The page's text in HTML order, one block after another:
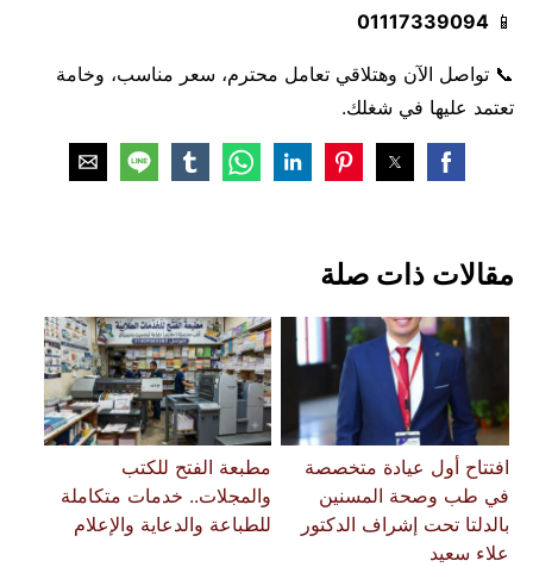
📱
01117339094
📞 تواصل الآن وهتلاقي تعامل محترم، سعر مناسب، وخامة
تعتمد عليها في شغلك.
مقالات ذات صلة
افتتاح أول عيادة متخصصة
في طب وصحة المسنين
بالدلتا تحت إشراف الدكتور
علاء سعيد
مطبعة الفتح للكتب
والمجلات.. خدمات متكاملة
للطباعة والدعاية والإعلام